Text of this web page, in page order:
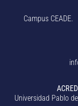
Campus
Universidad Pablo